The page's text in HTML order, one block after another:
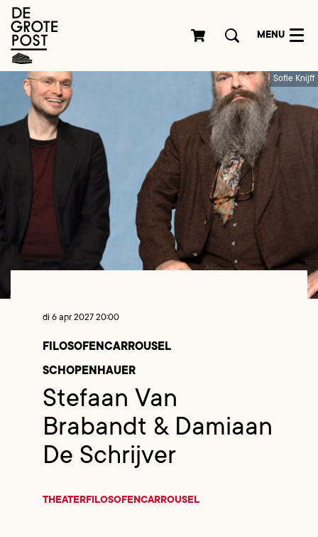
MENU
Sofie Knijff
SCHOPENHAUER
Stefaan Van
Brabandt & Damiaan
De Schrijver
FILOSOFENCARROUSEL
di 6 apr 2027 20:00
THEATERFILOSOFENCARROUSEL